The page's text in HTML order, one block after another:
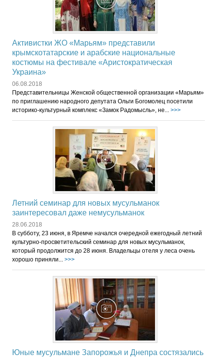
Активистки ЖО «Марьям» представили
крымскотатарские и арабские национальные
костюмы на фестивале «Аристократическая
Украина»
06.08.2018
Представительницы Женской общественной организации «Марьям»
по приглашению народного депутата Ольги Богомолец посетили
историко-культурный комплекс «Замок Радомысль», не... >>>
Летний семинар для новых мусульманок
заинтересовал даже немусульманок
28.06.2018
В субботу, 23 июня, в Яремче начался очередной ежегодный летний
культурно-просветительский семинар для новых мусульманок,
который продолжится до 28 июня. Владельцы отеля у леса очень
хорошо приняли... >>>
Юные мусульмане Запорожья и Днепра состязались